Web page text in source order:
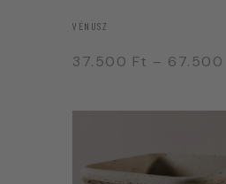
VÉNUSZ
37.500 Ft – 67.500